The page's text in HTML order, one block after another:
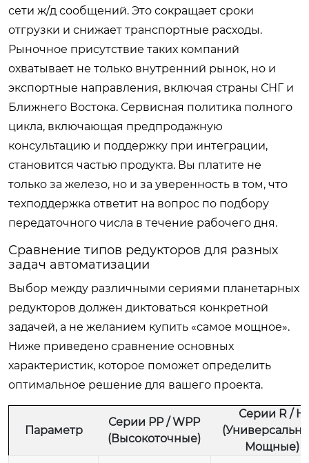
сети ж/д сообщений. Это сокращает сроки
отгрузки и снижает транспортные расходы.
Рыночное присутствие таких компаний
охватывает не только внутренний рынок, но и
экспортные направления, включая страны СНГ и
Ближнего Востока. Сервисная политика полного
цикла, включающая предпродажную
консультацию и поддержку при интеграции,
становится частью продукта. Вы платите не
только за железо, но и за уверенность в том, что
техподдержка ответит на вопрос по подбору
передаточного числа в течение рабочего дня.
Сравнение типов редукторов для разных
задач автоматизации
Выбор между различными сериями планетарных
редукторов должен диктоваться конкретной
задачей, а не желанием купить «самое мощное».
Ниже приведено сравнение основных
характеристик, которое поможет определить
оптимальное решение для вашего проекта.
Параметр
Серии PP / WPP
(Высокоточные)
Серии R / H
Мощные)